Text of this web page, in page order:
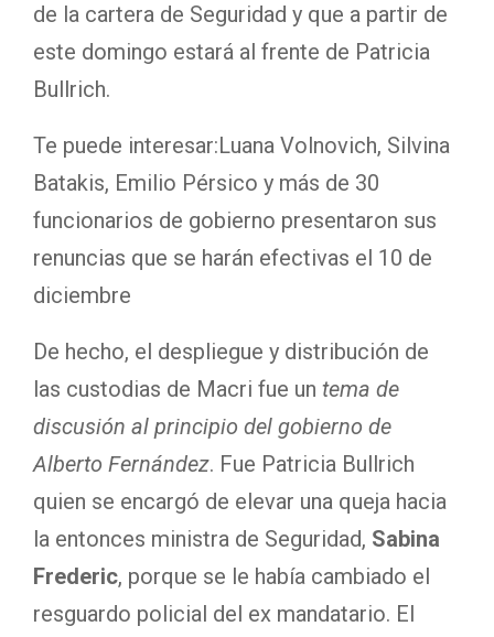
de la cartera de Seguridad y que a partir de
este domingo estará al frente de Patricia
Bullrich.
Te puede interesar:Luana Volnovich, Silvina
Batakis, Emilio Pérsico y más de 30
funcionarios de gobierno presentaron sus
renuncias que se harán efectivas el 10 de
diciembre
De hecho, el despliegue y distribución de
las custodias de Macri fue un tema de
discusión al principio del gobierno de
Alberto Fernández. Fue Patricia Bullrich
quien se encargó de elevar una queja hacia
la entonces ministra de Seguridad, Sabina
Frederic, porque se le había cambiado el
resguardo policial del ex mandatario. El